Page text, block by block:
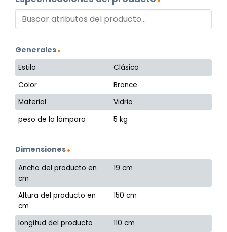
Generales
Estilo
Clásico
Color
Bronce
Material
Vidrio
peso de la lámpara
5 kg
Dimensiones
Ancho del producto en
cm
19 cm
Altura del producto en
cm
150 cm
longitud del producto
110 cm